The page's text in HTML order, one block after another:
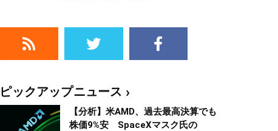
ピックアップニュース
【分析】米AMD、過去最高決算でも
株価9%安 SpaceXマスク氏の